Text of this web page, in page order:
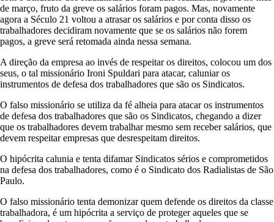
A
D
O
R
S
E
T
N
T
A
D
E
M
O
N
I
Z
A
de março, fruto da greve os salários foram pagos. Mas, novamente
agora a Século 21 voltou a atrasar os salários e por conta disso os
trabalhadores decidiram novamente que se os salários não forem
pagos, a greve será retomada ainda nessa semana.
A direção da empresa ao invés de respeitar os direitos, colocou um dos
seus, o tal missionário Ironi Spuldari para atacar, caluniar os
instrumentos de defesa dos trabalhadores que são os Sindicatos.
O falso missionário se utiliza da fé alheia para atacar os instrumentos
de defesa dos trabalhadores que são os Sindicatos, chegando a dizer
que os trabalhadores devem trabalhar mesmo sem receber salários, que
devem respeitar empresas que desrespeitam direitos.
O hipócrita calunia e tenta difamar Sindicatos sérios e comprometidos
na defesa dos trabalhadores, como é o Sindicato dos Radialistas de São
Paulo.
O falso missionário tenta demonizar quem defende os direitos da classe
trabalhadora, é um hipócrita a serviço de proteger aqueles que se